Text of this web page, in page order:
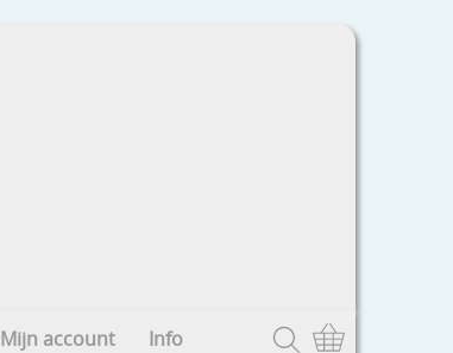
Mijn account Info